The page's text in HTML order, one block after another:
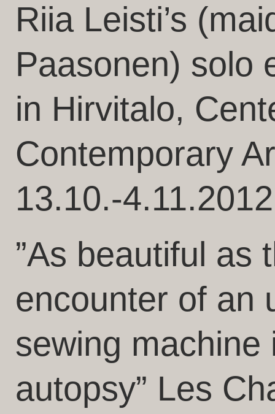
Riia Leisti’s
Paasonen) solo
in Hirvitalo,
Contemporary
13.10.-4.11.2012
”As beautiful as
encounter of an
sewing machine
autopsy” Les